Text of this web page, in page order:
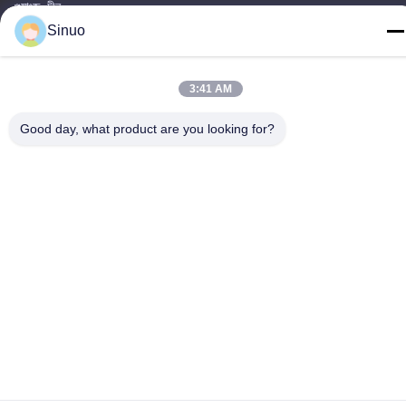
গুয়াংজু, চীন
টেলিফোন
Sinuo
3:41 AM
Good day, what product are you looking for?